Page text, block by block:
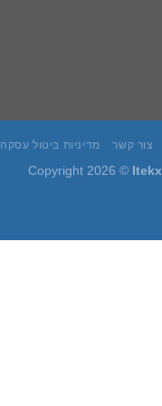
צור קשר מדיניות ביטול עסקה
Copyright 2026 © Itekx